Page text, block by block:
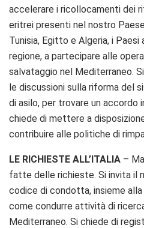
accelerare i ricollocamenti dei
eritrei presenti nel nostro
Tunisia, Egitto e Algeria, i
regione, a partecipare alle
salvataggio nel Mediterraneo.
le discussioni sulla riforma del
di asilo, per trovare un accordo
chiede di mettere a
contribuire alle politiche di
LE RICHIESTE ALL’ITALIA –
fatte delle richieste. Si invita il
codice di condotta, insieme alla
come condurre attività di
Mediterraneo. Si chiede di